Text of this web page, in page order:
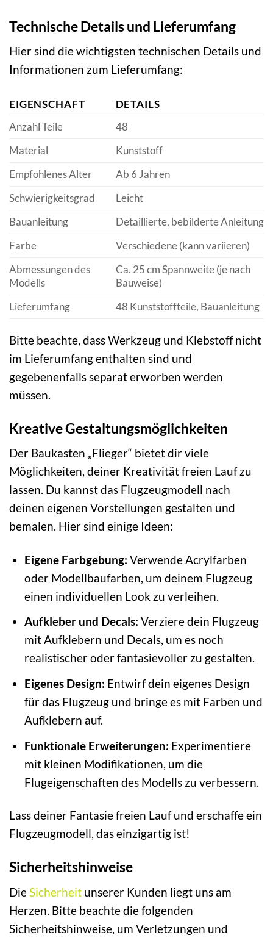
Technische Details und Lieferumfang
Hier sind die wichtigsten technischen Details und
Informationen zum Lieferumfang:
EIGENSCHAFT
DETAILS
Anzahl Teile
48
Material
Kunststoff
Empfohlenes Alter
Ab 6 Jahren
Schwierigkeitsgrad
Leicht
Bauanleitung
Detaillierte, bebilderte Anleitung
Farbe
Verschiedene (kann variieren)
Abmessungen des
Modells
Ca. 25 cm Spannweite (je nach
Bauweise)
Lieferumfang
48 Kunststoffteile, Bauanleitung
Bitte beachte, dass Werkzeug und Klebstoff nicht
im Lieferumfang enthalten sind und
gegebenenfalls separat erworben werden
müssen.
Kreative Gestaltungsmöglichkeiten
Der Baukasten „Flieger“ bietet dir viele
Möglichkeiten, deiner Kreativität freien Lauf zu
lassen. Du kannst das Flugzeugmodell nach
deinen eigenen Vorstellungen gestalten und
bemalen. Hier sind einige Ideen:
Eigene Farbgebung: Verwende Acrylfarben
oder Modellbaufarben, um deinem Flugzeug
einen individuellen Look zu verleihen.
Aufkleber und Decals: Verziere dein Flugzeug
mit Aufklebern und Decals, um es noch
realistischer oder fantasievoller zu gestalten.
Eigenes Design: Entwirf dein eigenes Design
für das Flugzeug und bringe es mit Farben und
Aufklebern auf.
Funktionale Erweiterungen: Experimentiere
mit kleinen Modifikationen, um die
Flugeigenschaften des Modells zu verbessern.
Lass deiner Fantasie freien Lauf und erschaffe ein
Flugzeugmodell, das einzigartig ist!
Sicherheitshinweise
DieSicherheit unserer Kunden liegt uns am
Herzen. Bitte beachte die folgenden
Sicherheitshinweise, um Verletzungen und